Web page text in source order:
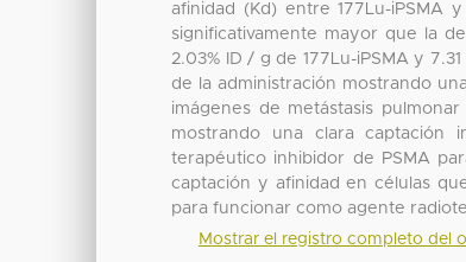
afinidad (Kd) entre 177Lu-iPSMA
significativamente mayor que la
2.03% ID / g de 177Lu-iPSMA y
de la administración mostrando
imágenes de metástasis
mostrando una clara captación
terapéutico inhibidor de PSMA
captación y afinidad en células
para funcionar como agente
Mostrar el registro completo del